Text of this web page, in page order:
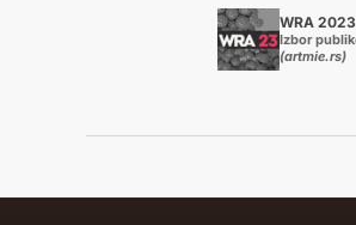
WRA
Izbor
(artmie.rs)